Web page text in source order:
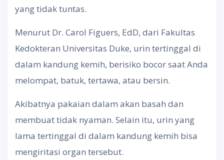
yang tidak tuntas.
Menurut Dr. Carol Figuers, EdD, dari Fakultas
Kedokteran Universitas Duke, urin tertinggal di
dalam kandung kemih, berisiko bocor saat Anda
melompat, batuk, tertawa, atau bersin.
Akibatnya pakaian dalam akan basah dan
membuat tidak nyaman. Selain itu, urin yang
lama tertinggal di dalam kandung kemih bisa
mengiritasi organ tersebut.